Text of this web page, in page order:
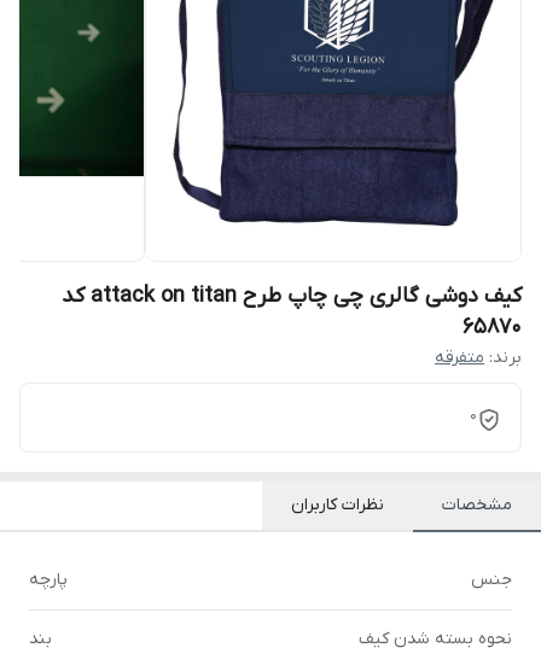
کیف دوشی گالری چی چاپ طرح attack on titan کد
65870
برند: متفرقه
0
مشخصات نظرات کاربران
جنس پارچه
نحوه بسته شدن کیف بند